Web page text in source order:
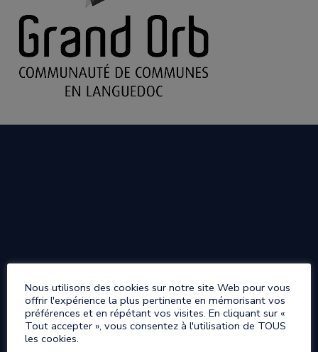
Nous utilisons des cookies sur notre site Web pour vous
offrir l'expérience la plus pertinente en mémorisant vos
préférences et en répétant vos visites. En cliquant sur «
Tout accepter », vous consentez à l'utilisation de TOUS
les cookies.